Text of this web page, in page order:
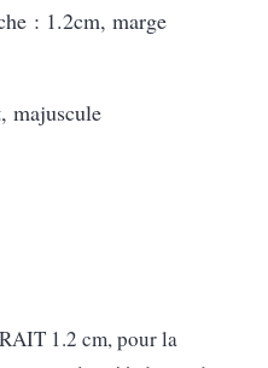
: 1.2cm, marge
majuscule
1.2 cm, pour la